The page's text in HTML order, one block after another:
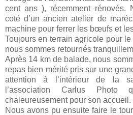
cent ans ), récemment rénovés.
coté d’un ancien atelier de
machine pour ferrer les bœufs et
Toujours en terrain agricole pour
nous sommes retournés
Après 14 km de balade, nous
repas bien mérité pris sur une
attention à l’intérieur de la
l’association Carlus Photo
chaleureusement pour son accueil.
Nous avons pu ensuite faire le